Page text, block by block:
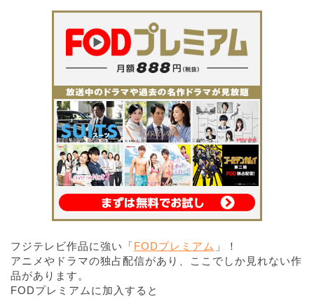
フジテレビ作品に強い「FODプレミアム 」！
アニメやドラマの独占配信があり、ここでしか見れない作
品があります。
FODプレミアムに加入すると